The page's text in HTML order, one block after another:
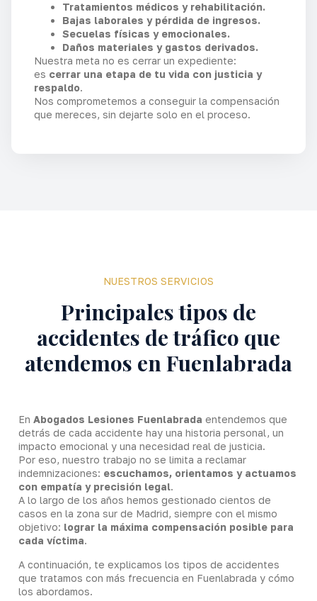
Tratamientos médicos y rehabilitación.
Bajas laborales y pérdida de ingresos.
Secuelas físicas y emocionales.
Daños materiales y gastos derivados.
Nuestra meta no es cerrar un expediente:
es cerrar una etapa de tu vida con justicia y
respaldo.
Nos comprometemos a conseguir la compensación
que mereces, sin dejarte solo en el proceso.
NUESTROS SERVICIOS
Principales tipos de
accidentes de tráfico que
atendemos en Fuenlabrada
En Abogados Lesiones Fuenlabrada entendemos que
detrás de cada accidente hay una historia personal, un
impacto emocional y una necesidad real de justicia.
Por eso, nuestro trabajo no se limita a reclamar
indemnizaciones: escuchamos, orientamos y actuamos
con empatía y precisión legal.
A lo largo de los años hemos gestionado cientos de
casos en la zona sur de Madrid, siempre con el mismo
objetivo: lograr la máxima compensación posible para
cada víctima.
A continuación, te explicamos los tipos de accidentes
que tratamos con más frecuencia en Fuenlabrada y cómo
los abordamos.